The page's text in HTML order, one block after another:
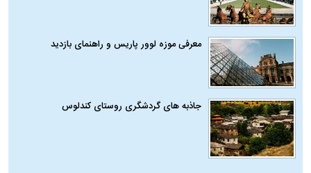
معرفی موزه لوور پاریس و راهنمای بازدید
جاذبه های گردشگری روستای کندلوس